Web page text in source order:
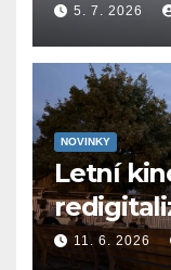
5. 7. 2026
NOVINKY
Letní
11. 6. 2026